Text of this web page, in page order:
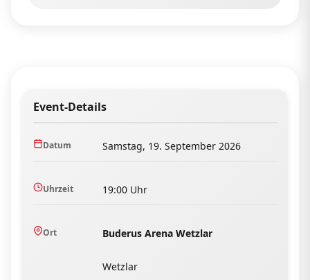
Event-Details
Datum Samstag, 19. September 2026
Uhrzeit 19:00 Uhr
Ort Buderus Arena Wetzlar
Wetzlar